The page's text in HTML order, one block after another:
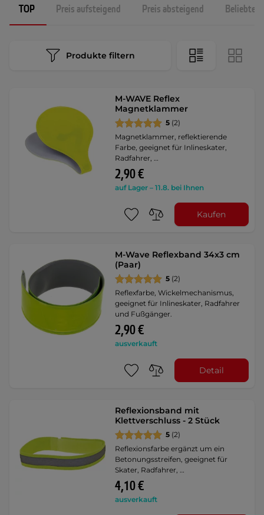
TOP Preis aufsteigend Preis absteigend
Produkte filtern
M-WAVE Reflex
Magnetklammer
5 (2)
Magnetklammer, reflektierende
Farbe, geeignet für Inlineskater,
Radfahrer, …
2,90 €
auf Lager – 11.8. bei Ihnen
Kaufen
M-Wave Reflexband 34x3 cm
(Paar)
5 (2)
Reflexfarbe, Wickelmechanismus,
geeignet für Inlineskater, Radfahrer
und Fußgänger.
2,90 €
ausverkauft
Detail
Reflexionsband mit
Klettverschluss - 2 Stück
5 (2)
Reflexionsfarbe ergänzt um ein
Betonungsstreifen, geeignet für
Skater, Radfahrer, …
4,10 €
ausverkauft